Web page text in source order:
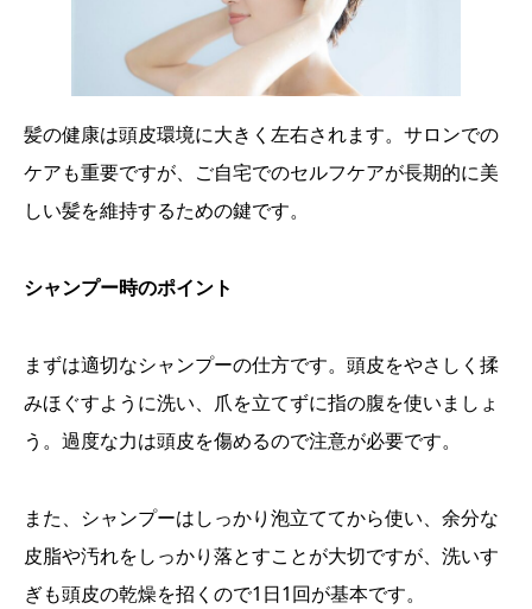
髪の健康は頭皮環境に大きく左右されます。サロンでの
ケアも重要ですが、ご自宅でのセルフケアが長期的に美
しい髪を維持するための鍵です。
シャンプー時のポイント
まずは適切なシャンプーの仕方です。頭皮をやさしく揉
みほぐすように洗い、爪を立てずに指の腹を使いましょ
う。過度な力は頭皮を傷めるので注意が必要です。
また、シャンプーはしっかり泡立ててから使い、余分な
皮脂や汚れをしっかり落とすことが大切ですが、洗いす
ぎも頭皮の乾燥を招くので1日1回が基本です。